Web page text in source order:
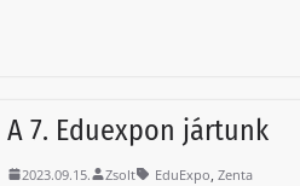
A 7. Eduexpon jártunk
2023.09.15. Zsolt EduExpo,Zenta